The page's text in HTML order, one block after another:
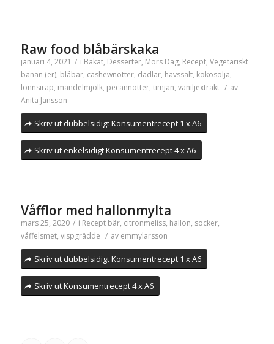
Raw food blåbärskaka
januari 4, 2021 / i Bakat, Desserter, Mors Dag, Recept, Vegetariskt
banan (er), blåbär, cashewnötter, dadlar, havssalt, kokosolja,
lönnsirap, mandelmjölk, pecannötter, timjan, vaniljextrakt / av
Anita Jansson
Skriv ut dubbelsidigt Konsumentrecept 1 x A6
Skriv ut enkelsidigt Konsumentrecept 4 x A6
Våfflor med hallonmylta
mars 25, 2020 / i Recept bär, citronmeliss, hallon, socker,
våffelsmet, vispgrädde / av emmylarsson
Skriv ut dubbelsidigt Konsumentrecept 1 x A6
Skriv ut Konsumentrecept 4 x A6